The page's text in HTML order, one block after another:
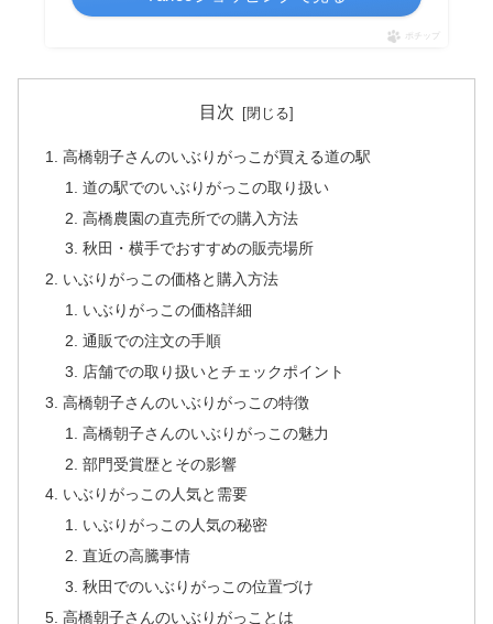
ポチップ
目次
高橋朝子さんのいぶりがっこが買える道の駅
道の駅でのいぶりがっこの取り扱い
高橋農園の直売所での購入方法
秋田・横手でおすすめの販売場所
いぶりがっこの価格と購入方法
いぶりがっこの価格詳細
通販での注文の手順
店舗での取り扱いとチェックポイント
高橋朝子さんのいぶりがっこの特徴
高橋朝子さんのいぶりがっこの魅力
部門受賞歴とその影響
いぶりがっこの人気と需要
いぶりがっこの人気の秘密
直近の高騰事情
秋田でのいぶりがっこの位置づけ
高橋朝子さんのいぶりがっことは